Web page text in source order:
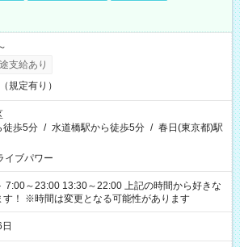
支給あり
規定有り）
徒歩5分 / 水道橋駅から徒歩5分 / 春日(東京都)駅
イブパワー
23:00 13:30～22:00 上記の時間から好きな
す！ ※時間は変更となる可能性があります